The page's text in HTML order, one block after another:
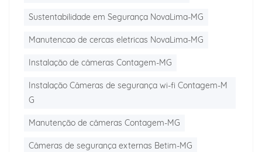
Sustentabilidade em Segurança NovaLima-MG
Manutencao de cercas eletricas NovaLima-MG
Instalação de câmeras Contagem-MG
Instalação Câmeras de segurança wi-fi Contagem-M
G
Manutenção de câmeras Contagem-MG
Câmeras de segurança externas Betim-MG